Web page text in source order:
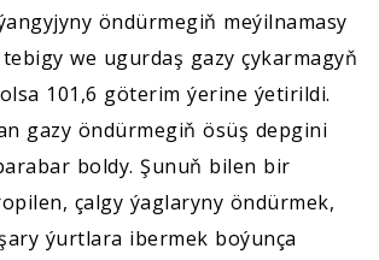
öndürmegiň meýilnamasy
we ugurdaş gazy çykarmagyň
101,6 göterim ýerine ýetirildi.
gazy öndürmegiň ösüş depgini
boldy. Şunuň bilen bir
çalgy ýaglaryny öndürmek,
ýurtlara ibermek boýunça